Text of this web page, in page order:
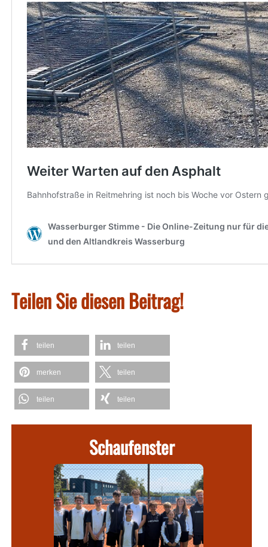
Teilen Sie diesen Beitrag!
teilen teilen
merken teilen
teilen teilen
Schaufenster